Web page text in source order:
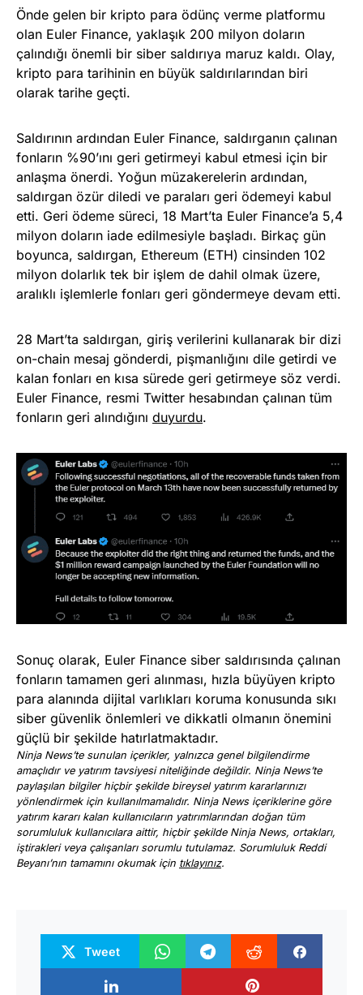
Önde gelen bir kripto para ödünç verme platformu
olan Euler Finance, yaklaşık 200 milyon doların
çalındığı önemli bir siber saldırıya maruz kaldı. Olay,
kripto para tarihinin en büyük saldırılarından biri
olarak tarihe geçti.
Saldırının ardından Euler Finance, saldırganın çalınan
fonların %90’ını geri getirmeyi kabul etmesi için bir
anlaşma önerdi. Yoğun müzakerelerin ardından,
saldırgan özür diledi ve paraları geri ödemeyi kabul
etti. Geri ödeme süreci, 18 Mart’ta Euler Finance’a 5,4
milyon doların iade edilmesiyle başladı. Birkaç gün
boyunca, saldırgan, Ethereum (ETH) cinsinden 102
milyon dolarlık tek bir işlem de dahil olmak üzere,
aralıklı işlemlerle fonları geri göndermeye devam etti.
28 Mart’ta saldırgan, giriş verilerini kullanarak bir dizi
on-chain mesaj gönderdi, pişmanlığını dile getirdi ve
kalan fonları en kısa sürede geri getirmeye söz verdi.
Euler Finance, resmi Twitter hesabından çalınan tüm
fonların geri alındığını duyurdu.
Sonuç olarak, Euler Finance siber saldırısında çalınan
fonların tamamen geri alınması, hızla büyüyen kripto
para alanında dijital varlıkları koruma konusunda sıkı
siber güvenlik önlemleri ve dikkatli olmanın önemini
güçlü bir şekilde hatırlatmaktadır.
Ninja News’te sunulan içerikler, yalnızca genel bilgilendirme
amaçlıdır ve yatırım tavsiyesi niteliğinde değildir. Ninja News’te
paylaşılan bilgiler hiçbir şekilde bireysel yatırım kararlarınızı
yönlendirmek için kullanılmamalıdır. Ninja News içeriklerine göre
yatırım kararı kalan kullanıcıların yatırımlarından doğan tüm
sorumluluk kullanıcılara aittir, hiçbir şekilde Ninja News, ortakları,
iştirakleri veya çalışanları sorumlu tutulamaz. Sorumluluk Reddi
Beyanı’nın tamamını okumak için tıklayınız.
Tweet